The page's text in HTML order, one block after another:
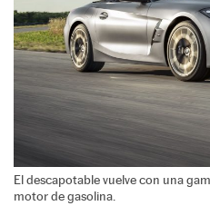
El descapotable vuelve con una
motor de gasolina.